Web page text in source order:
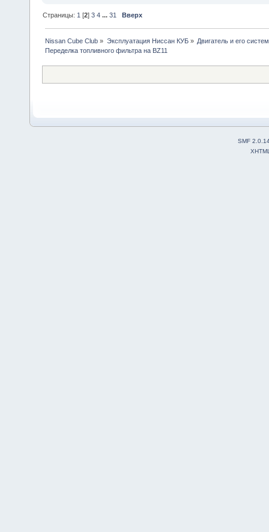
Страницы: 1 [2]3 4 ...31 Вверх
Nissan Cube Club » Эксплуатация Ниссан КУБ» Двигатель и его
Переделка топливного фильтра на BZ11
SMF